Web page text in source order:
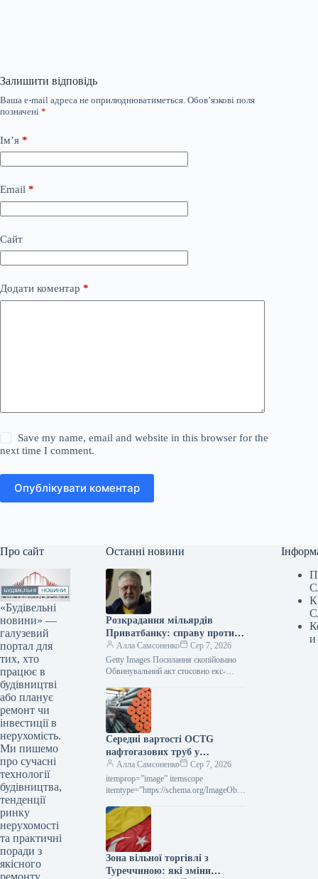
Залишити відповідь
Ваша e-mail адреса не оприлюднюватиметься. Обов’язкові поля
позначені *
Ім’я *
Email *
Сайт
Додати коментар *
Save my name, email and website in this browser for the
next time I comment.
Опублікувати коментар
Про сайт
«Будівельні
новини» —
галузевий
портал для
тих, хто
працює в
будівництві
або планує
ремонт чи
інвестиції в
нерухомість.
Ми пишемо
про сучасні
технології
будівництва,
тенденції
ринку
нерухомості
та практичні
поради з
якісного
Останні новини
Розкрадання мільярдів
Приватбанку: справу проти
Коломойського передано до
суду
Алла Самсоненко
Сер 7, 2026
Getty Images Посилання скопійовано
Обвинувальний акт стосовно екс-
Приватбанку Ігоря Коломойського та
колишніх співробітників банку, яких
підозрюють у…
Середні вартості OCTG
нафтогазових труб у
Сполучених Штатах у липні
залишалися незмінними,
досягнувши позначки $2563 за
Алла Самсоненко
Сер 7, 2026
itemprop=”image” itemscope
itemtype=”https://schema.org/ImageObje
Глобальний ринок ціни на прокат
Роздрукувати 297 06 Серпня 2026
Середні ціни на нафтогазові труби…
Зона вільної торгівлі з
Туреччиною: які зміни
и